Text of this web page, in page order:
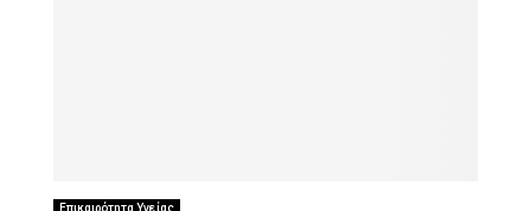
Επικαιρότητα Υγείας